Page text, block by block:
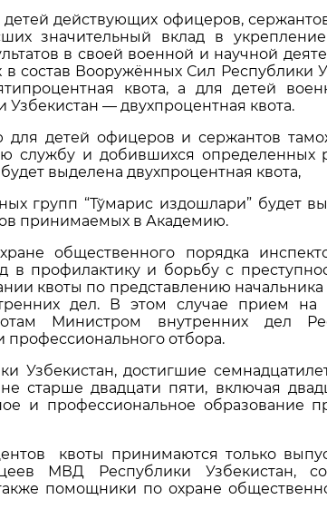
действующих офицеров,
значительный вклад в
в своей военной и научной
в состав Вооружённых Сил Республики
квота, а для детей
Узбекистан — двухпроцентная квота.
детей офицеров и сержантов
службу и добившихся определенных
выделена двухпроцентная квота,
групп “Тўмарис издошлари” будет
принимаемых в Академию.
общественного порядка
в профилактику и борьбу с
квоты по представлению
дел. В этом случае прием на
Министром внутренних дел
профессионального отбора.
Узбекистан, достигшие
старше двадцати пяти, включая
и профессиональное образование
квоты принимаются только
МВД Республики Узбекистан,
помощники по охране